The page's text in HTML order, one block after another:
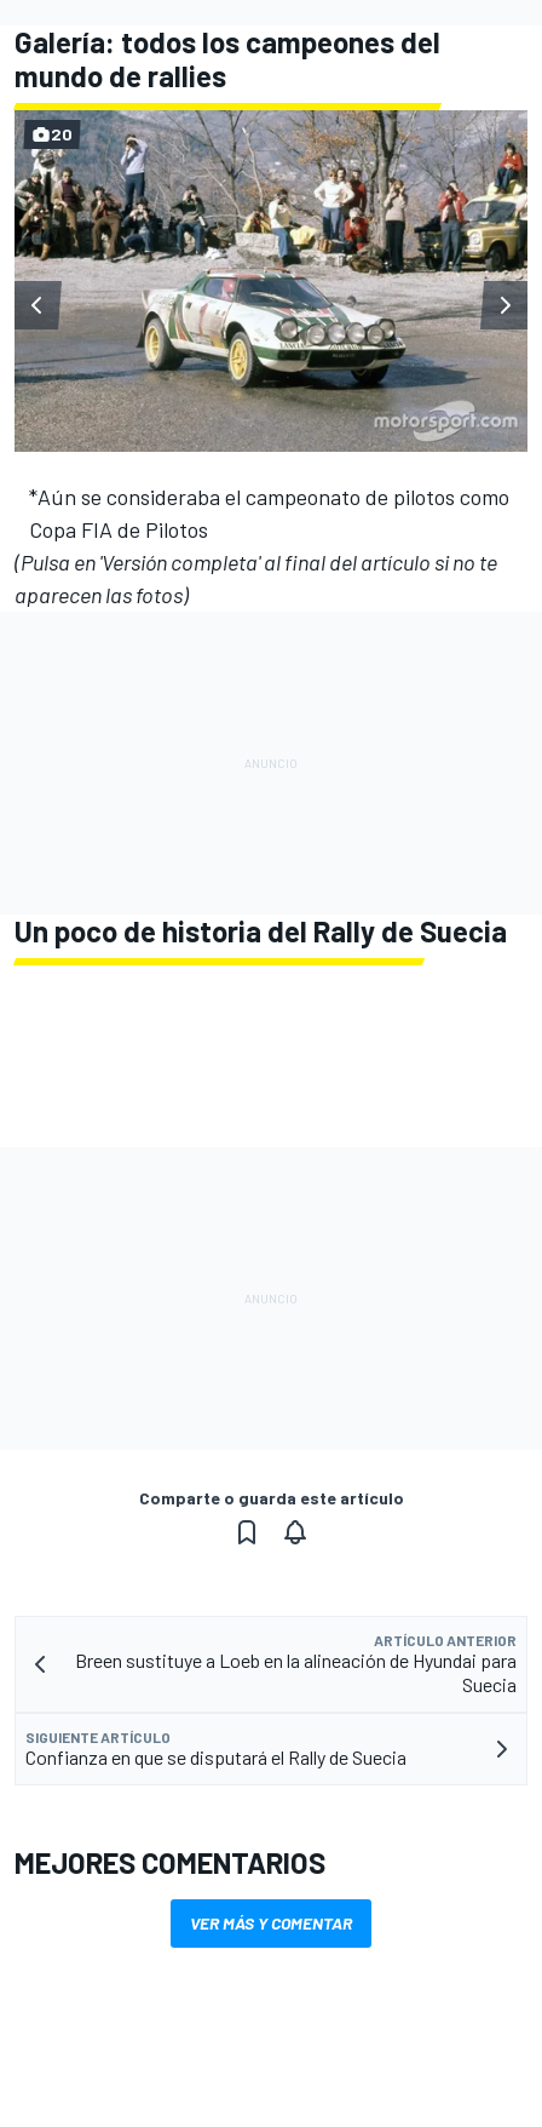
Galería: todos los campeones del
mundo de rallies
*Aún se consideraba el campeonato de pilotos como
Copa FIA de Pilotos
20
(Pulsa en 'Versión completa' al final del artículo si no te
aparecen las fotos)
Un poco de historia del Rally de Suecia
Comparte o guarda este artículo
ARTÍCULO ANTERIOR
Breen sustituye a Loeb en la alineación de Hyundai para
Suecia
SIGUIENTE ARTÍCULO
Confianza en que se disputará el Rally de Suecia
MEJORES COMENTARIOS
VER MÁS Y COMENTAR